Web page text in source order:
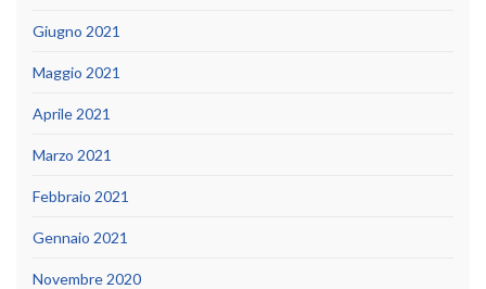
Giugno 2021
Maggio 2021
Aprile 2021
Marzo 2021
Febbraio 2021
Gennaio 2021
Novembre 2020